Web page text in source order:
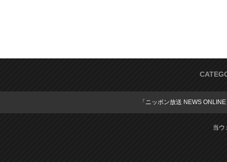
「ニッポン放送 NEWS
当ウ